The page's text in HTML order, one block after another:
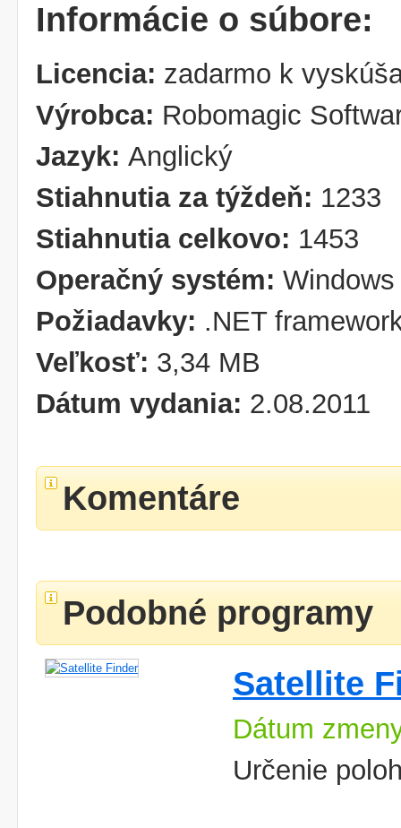
Informácie o súbore:
Licencia: zadarmo k
Výrobca: Robomagic
Jazyk: Anglický
Stiahnutia za týždeň: 1233
Stiahnutia celkovo: 1453
Operačný systém:
Požiadavky: .NET
Veľkosť: 3,34 MB
Dátum vydania: 2.08.2011
Komentáre
Podobné programy
Satellite
Dátum
Určenie